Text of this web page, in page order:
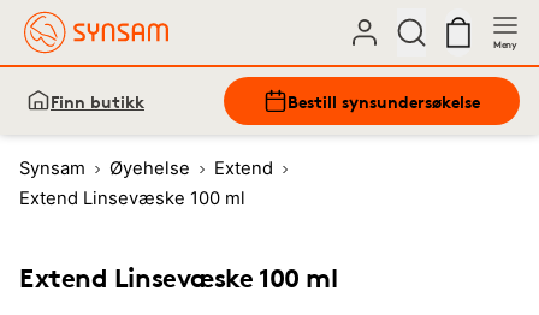
Meny
Finn butikk Bestill synsundersøkelse
Synsam Øyehelse
Extend
Extend Linsevæske 100 ml
Extend Linsevæske 100 ml